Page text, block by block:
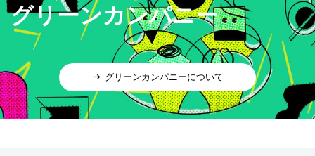
グリーンカンパニー
グリーンカンパニーについて